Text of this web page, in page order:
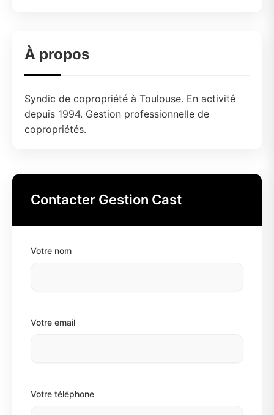
À propos
Syndic de copropriété à Toulouse. En activité
depuis 1994. Gestion professionnelle de
copropriétés.
Contacter Gestion Cast
Votre nom
Votre email
Votre téléphone